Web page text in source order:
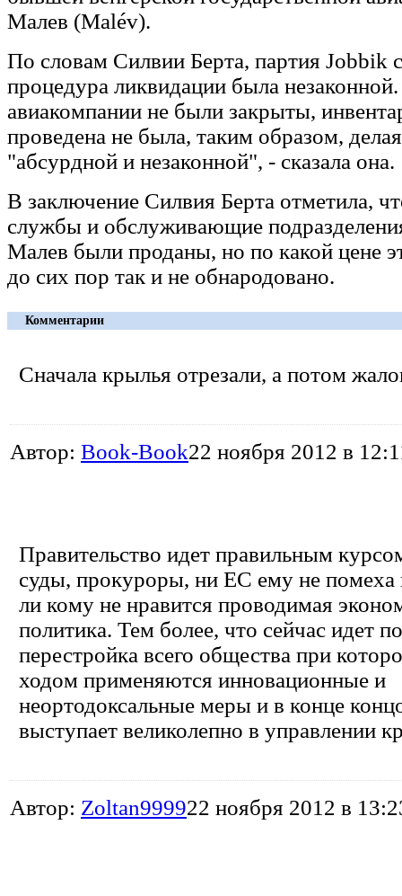
Малев (Malév).
По словам Силвии Берта, партия Jobbik
процедура ликвидации была
авиакомпании не были закрыты,
проведена не была, таким образом,
"абсурдной и незаконной", - сказала она.
В заключение Силвия Берта отметила,
службы и обслуживающие
Малев были проданы, но по какой цене
до сих пор так и не обнародовано.
Комментарии
Сначала крылья отрезали, а потом
Автор: Book-Book22 ноября 2012 в
Правительство идет правильным
суды, прокуроры, ни ЕС ему не помеха
ли кому не нравится проводимая
политика. Тем более, что сейчас идет
перестройка всего общества при
ходом применяются инновационные и
неортодоксальные меры и в конце
выступает великолепно в управлении
Автор: Zoltan999922 ноября 2012 в